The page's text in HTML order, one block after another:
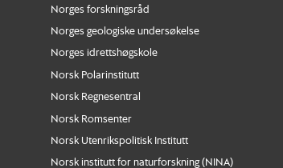
Norges forskningsråd
Norges geologiske undersøkelse
Norges idrettshøgskole
Norsk Polarinstitutt
Norsk Regnesentral
Norsk Romsenter
Norsk Utenrikspolitisk Institutt
Norsk institutt for naturforskning (NINA)